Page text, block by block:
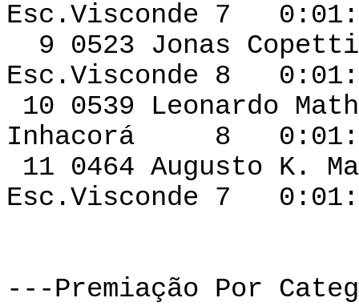
Esc.Visconde 7
9 0523
Esc.Visconde 8
10 0539 Leonardo
Inhacorá 8
11 0464
Esc.Visconde 7
---Premiação Por